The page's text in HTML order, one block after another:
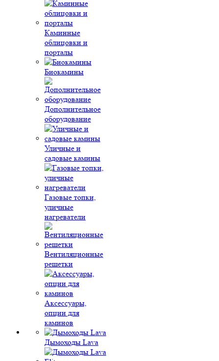
Каминные
облицовки и
порталы
Биокамины
Дополнительное
оборудование
Уличные и
садовые камины
Газовые топки,
уличные
нагреватели
Вентиляционные
решетки
Аксессуары,
опции для
каминов
Дымоходы Lava